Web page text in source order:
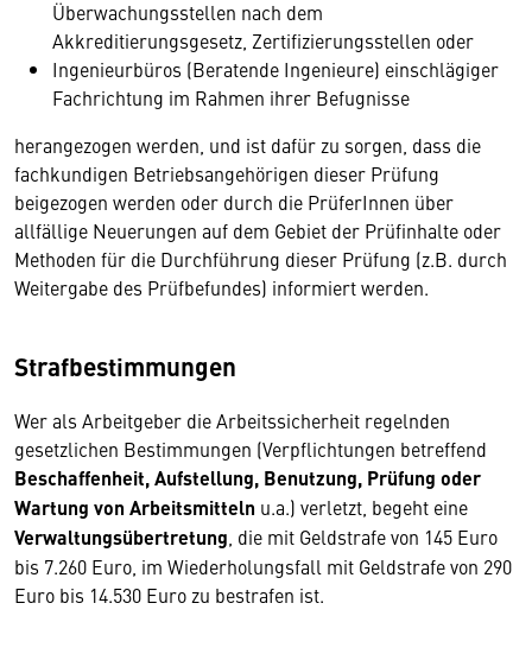
Überwachungsstellen nach dem
Akkreditierungsgesetz, Zertifizierungsstellen oder
Ingenieurbüros (Beratende Ingenieure) einschlägiger
Fachrichtung im Rahmen ihrer Befugnisse
herangezogen werden, und ist dafür zu sorgen, dass die
fachkundigen Betriebsangehörigen dieser Prüfung
beigezogen werden oder durch die PrüferInnen über
allfällige Neuerungen auf dem Gebiet der Prüfinhalte oder
Methoden für die Durchführung dieser Prüfung (z.B. durch
Weitergabe des Prüfbefundes) informiert werden.
Strafbestimmungen
Wer als Arbeitgeber die Arbeitssicherheit regelnden
gesetzlichen Bestimmungen (Verpflichtungen betreffend
Beschaffenheit, Aufstellung, Benutzung, Prüfung oder
Wartung von Arbeitsmitteln u.a.) verletzt, begeht eine
Verwaltungsübertretung , die mit Geldstrafe von 145 Euro
bis 7.260 Euro, im Wiederholungsfall mit Geldstrafe von 290
Euro bis 14.530 Euro zu bestrafen ist.